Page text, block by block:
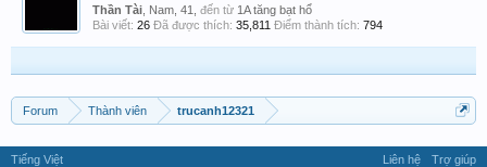
Thần Tài , Nam, 41, đến từ 1A tăng bạt hổ
Bài viết: 26 Đã được thích: 35,811 Điểm thành tích: 794
Forum Thành viên trucanh12321
Tiếng Việt Liên hệ
Trợ giúp